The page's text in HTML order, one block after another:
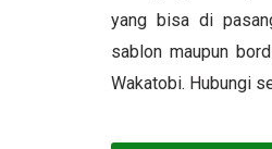
yang bisa di
sablon maupun
Wakatobi. Hubungi